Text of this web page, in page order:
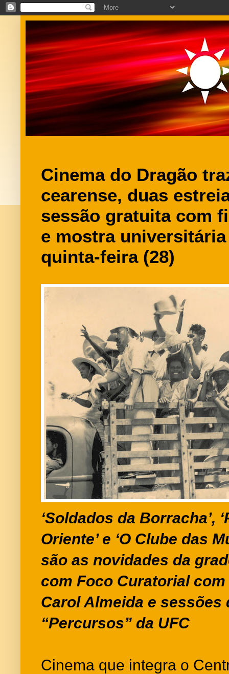
Cinema do Dragão
cearense, duas
sessão gratuita com
e mostra
quinta-feira (28)
‘Soldados da Borracha’,
Oriente’ e ‘O Clube das
são as novidades da
com Foco Curatorial
Carol Almeida e sessões
“Percursos” da UFC
Cinema que integra o